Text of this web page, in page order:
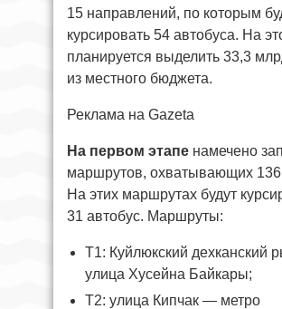
15 направлений, по которым
курсировать 54 автобуса. На
планируется выделить 33,3
из местного бюджета.
Реклама на Gazeta
На первом этапе намечено
маршрутов, охватывающих 136
На этих маршрутах будут
31 автобус. Маршруты:
Т1: Куйлюкский дехканский
улица Хусейна Байкары;
T2: улица Кипчак — метро